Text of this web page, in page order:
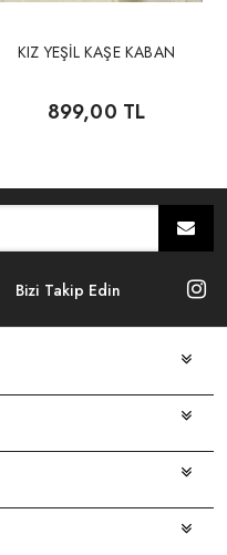
KIZ YEŞİL KAŞE KABAN
899,00 TL
Bizi Takip Edin